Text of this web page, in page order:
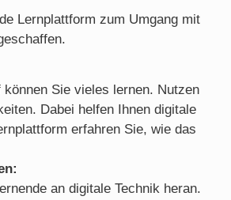
Lernplattform zum Umgang mit
können Sie vieles lernen. Nutzen
Dabei helfen Ihnen digitale
erfahren Sie, wie das
an digitale Technik heran.